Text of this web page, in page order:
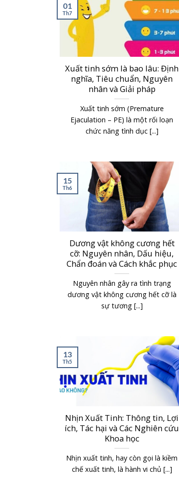
Xuất tinh sớm là bao lâu: Định
nghĩa, Tiêu chuẩn, Nguyên
nhân và Giải pháp
Xuất tinh sớm (Premature
Ejaculation – PE) là một rối loạn
chức năng tình dục [...]
01
Th7
Dương vật không cương hết
cỡ: Nguyên nhân, Dấu hiệu,
Chẩn đoán và Cách khắc phục
Nguyên nhân gây ra tình trạng
dương vật không cương hết cỡ là
sự tương [...]
15
Th6
Nhịn Xuất Tinh: Thông tin, Lợi
ích, Tác hại và Các Nghiên cứu
Khoa học
Nhịn xuất tinh, hay còn gọi là kiềm
chế xuất tinh, là hành vi chủ [...]
13
Th5